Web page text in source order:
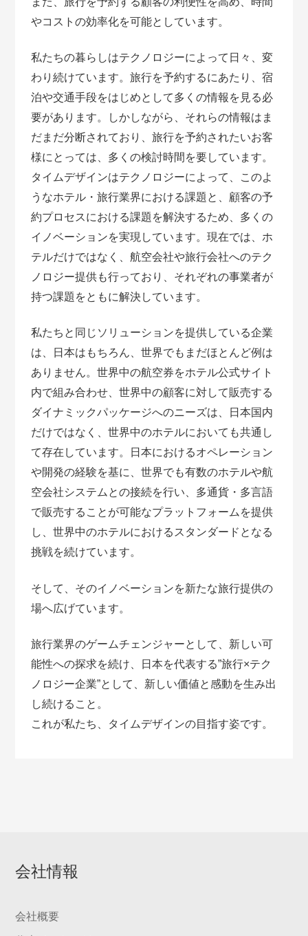
やコストの効率化を可能としています。
私たちの暮らしはテクノロジーによって日々、変
わり続けています。旅行を予約するにあたり、宿
泊や交通手段をはじめとして多くの情報を見る必
要があります。しかしながら、それらの情報はま
だまだ分断されており、旅行を予約されたいお客
様にとっては、多くの検討時間を要しています。
タイムデザインはテクノロジーによって、このよ
うなホテル・旅行業界における課題と、顧客の予
約プロセスにおける課題を解決するため、多くの
イノベーションを実現しています。現在では、ホ
テルだけではなく、航空会社や旅行会社へのテク
ノロジー提供も行っており、それぞれの事業者が
持つ課題をともに解決しています。
私たちと同じソリューションを提供している企業
は、日本はもちろん、世界でもまだほとんど例は
ありません。世界中の航空券をホテル公式サイト
内で組み合わせ、世界中の顧客に対して販売する
ダイナミックパッケージへのニーズは、日本国内
だけではなく、世界中のホテルにおいても共通し
て存在しています。日本におけるオペレーション
や開発の経験を基に、世界でも有数のホテルや航
空会社システムとの接続を行い、多通貨・多言語
で販売することが可能なプラットフォームを提供
し、世界中のホテルにおけるスタンダードとなる
挑戦を続けています。
そして、そのイノベーションを新たな旅行提供の
場へ広げています。
旅行業界のゲームチェンジャーとして、新しい可
能性への探求を続け、日本を代表する”旅行×テク
ノロジー企業”として、新しい価値と感動を生み出
し続けること。
これが私たち、タイムデザインの目指す姿です。
会社情報
会社概要